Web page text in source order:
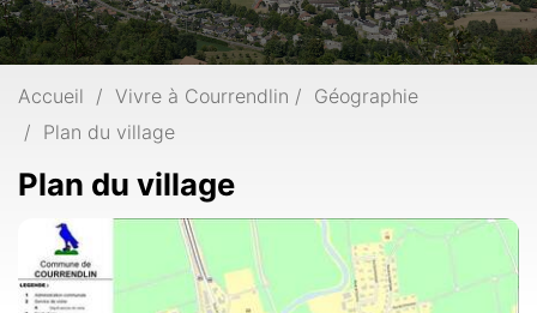
Accueil Vivre à Courrendlin
Géographie
Plan du village
Plan du village